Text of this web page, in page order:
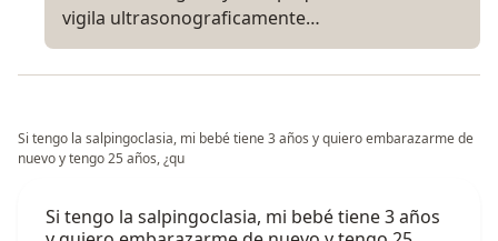
vigila ultrasonograficamente…
Si tengo la salpingoclasia, mi bebé tiene 3 años y quiero embarazarme de
nuevo y tengo 25 años, ¿qu
Si tengo la salpingoclasia, mi bebé tiene 3 años